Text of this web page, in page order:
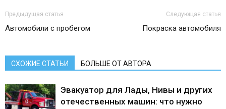
Предыдущая статья
Автомобили с пробегом
Следующая статья
Покраска автомобиля
СХОЖИЕ СТАТЬИ БОЛЬШЕ ОТ АВТОРА
Эвакуатор для Лады, Нивы и других
отечественных машин: что нужно